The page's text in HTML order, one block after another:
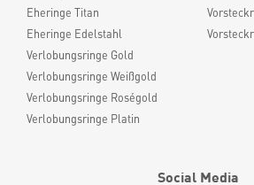
Eheringe Titan
Eheringe Edelstahl
Verlobungsringe Gold
Verlobungsringe Weißgold
Verlobungsringe Roségold
Verlobungsringe Platin
Social Media